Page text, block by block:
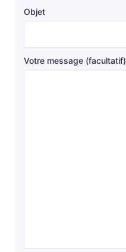
Objet
Votre message (facultatif)